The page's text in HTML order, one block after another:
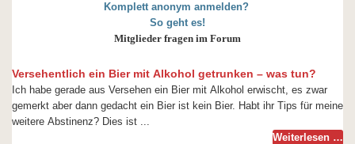
Komplett anonym anmelden?
So geht es!
Mitglieder fragen im Forum
Versehentlich ein Bier mit Alkohol getrunken – was tun?
Ich habe gerade aus Versehen ein Bier mit Alkohol erwischt, es zwar
gemerkt aber dann gedacht ein Bier ist kein Bier. Habt ihr Tips für meine
weitere Abstinenz? Dies ist ...
Weiterlesen …